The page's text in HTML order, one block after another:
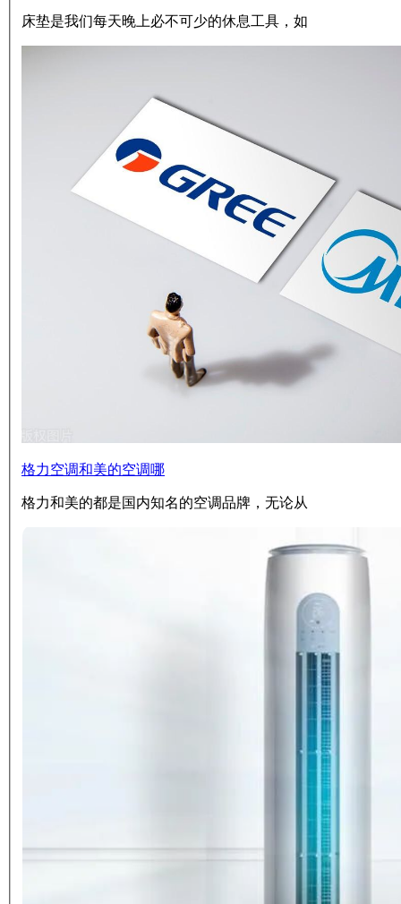
床垫是我们每天晚上必不可少的休息工具，如
格力空调和美的空调哪
格力和美的都是国内知名的空调品牌，无论从